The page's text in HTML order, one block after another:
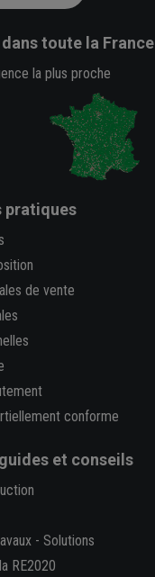
dans toute la France
la plus proche
pratiques
de vente
conforme
et conseils
- Solutions
RE2020